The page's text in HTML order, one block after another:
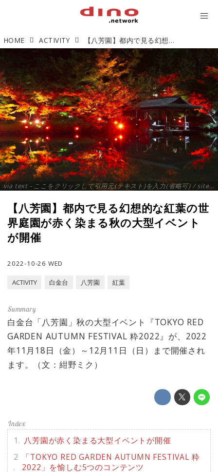
HOME ACTIVITY 【八芳園】都内で見る幻想的な紅葉の世界庭園が赤く染まる秋の大型イベントが開催
via text - ここをクリックして引用元(テキスト)を入力(省略可) / site.to.link.com - ここをクリックして引用元を入力(省略可)
【八芳園】都内で見る幻想的な紅葉の世
界庭園が赤く染まる秋の大型イベント
が開催
2022-10-26 WED
ACTIVITY 白金台 八芳園 紅葉
白金台「八芳園」秋の大型イベント『TOKYO RED
GARDEN AUTUMN FESTIVAL 粋2022』が、2022
年11月18日（金）～12月11日（日）まで開催され
ます。（文：紺野ミク）
八芳園が赤く染まる大型イベントが開催
「TOKYO RED GARDEN AUTUMN FESTIVAL 粋
2022」を愉しむ5つのコンテンツ